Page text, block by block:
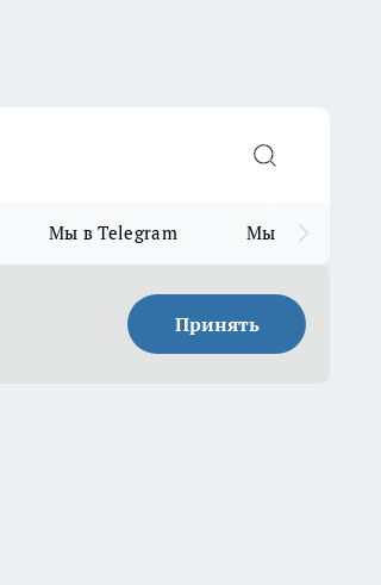
Мы в Telegram Мы в MAX
Принять